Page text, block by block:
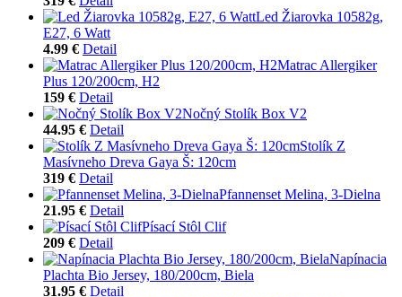
Led Žiarovka 10582g,
E27, 6 Watt
4.99 € Detail
Matrac Allergiker
Plus 120/200cm, H2
159 € Detail
Nočný Stolík Box V2
44.95 € Detail
Stolík Z
Masívneho Dreva Gaya Š: 120cm
319 € Detail
Pfannenset Melina, 3-Dielna
21.95 € Detail
Písací Stôl Clif
209 € Detail
Napínacia
Plachta Bio Jersey, 180/200cm, Biela
31.95 € Detail